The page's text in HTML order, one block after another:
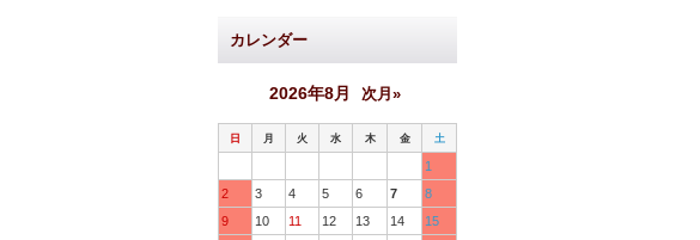
カレンダー
2026年8月 次月»
日 月 火 水 木 金 土
1
2
3 4 5 6 7
8
9
10 11 12 13 14
15